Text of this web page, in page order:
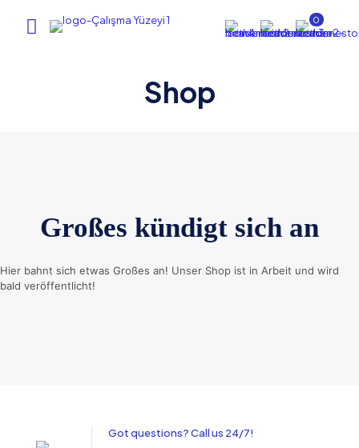
0
Shop
Großes kündigt sich an
Hier bahnt sich etwas Großes an! Unser Shop ist in Arbeit und wird
bald veröffentlicht!
Got questions? Call us 24/7!